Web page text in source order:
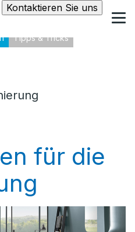
Kontaktieren Sie uns
Tipps & Tricks
für die